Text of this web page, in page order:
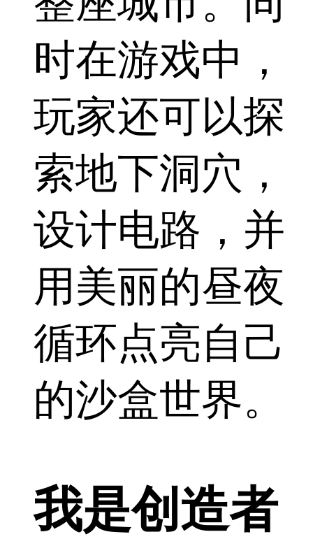
时在游戏中，
玩家还可以探
索地下洞穴，
设计电路，并
用美丽的昼夜
循环点亮自己
的沙盒世界。
我是创造者